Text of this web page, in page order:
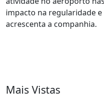
impacto na regularidade
acrescenta a companhia.
Mais Vistas